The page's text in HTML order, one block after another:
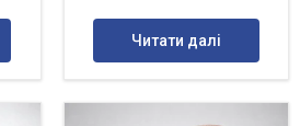
Читати далі